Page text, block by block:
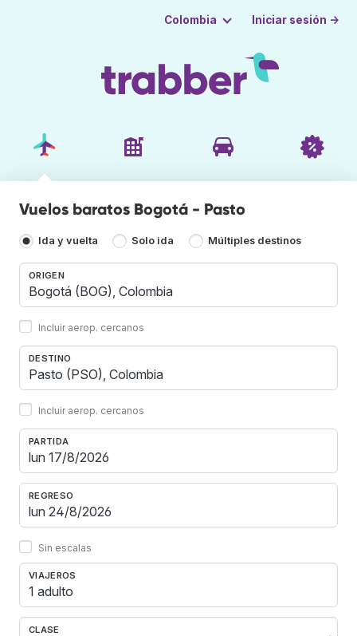
Colombia Iniciar sesión →
Vuelos baratos Bogotá - Pasto
Ida y vuelta Solo ida Múltiples destinos
ORIGEN
Incluir aerop. cercanos
DESTINO
Incluir aerop. cercanos
PARTIDA
REGRESO
Sin escalas
VIAJEROS
1 adulto
CLASE